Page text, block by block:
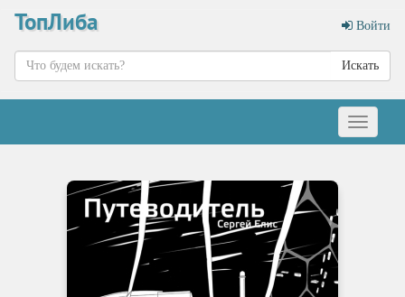
ТопЛиба Войти
Искать
Меню